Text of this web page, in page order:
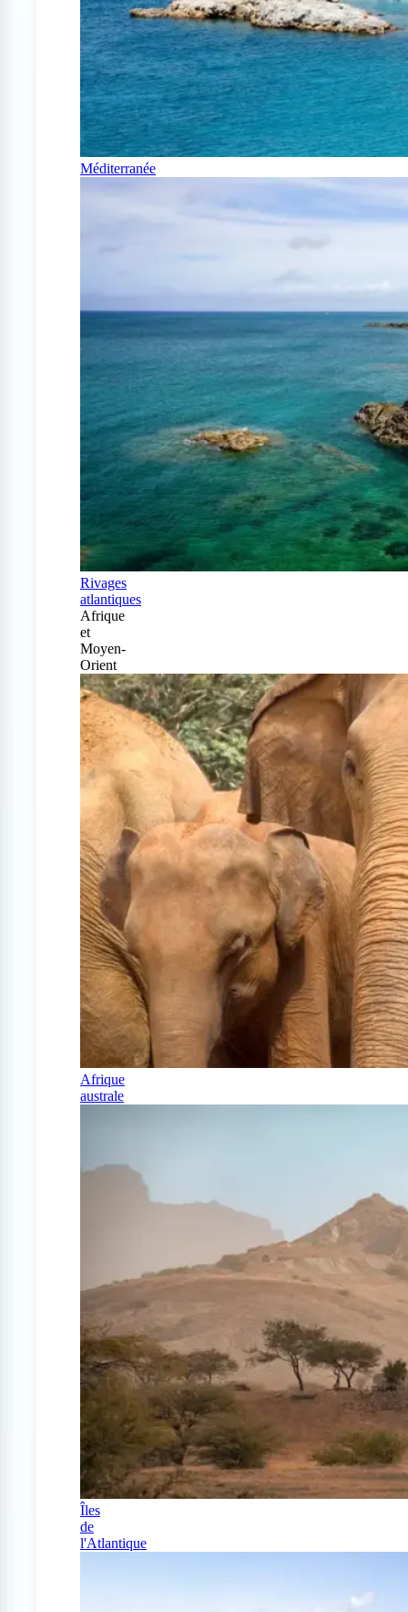
Méditerranée
Rivages
atlantiques
Afrique
et
Moyen-
Orient
Afrique
australe
Îles
de
l'Atlantique